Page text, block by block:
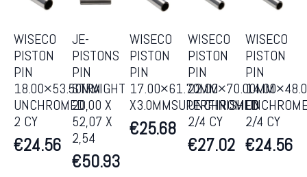
WISECO
PISTON
PIN
18.00×53.50MM
UNCHROMED
2 CY
€24.56
JE-
PISTONS
PIN
STRAIGHT
20,00 X
52,07 X
2,54
€50.93
WISECO
PISTON
PIN
17.00×61.70MM
X3.0MMSUPERFINISHED
€25.68
WISECO
PISTON
PIN
22.00×70.00MM
UNCHROMED
2/4 CY
€27.02
WISECO
PISTON
PIN
2/4 CY
€24.56